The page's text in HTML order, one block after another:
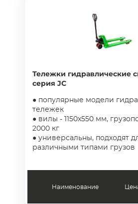
Тележки гидравлические
серия JC
● популярные модели
тележек
● вилы - 1150х550 мм,
2000 кг
● универсальны, подходят
различными типами грузов
Наименование